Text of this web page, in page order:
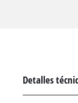
serie de iones
se suministra
Detalles